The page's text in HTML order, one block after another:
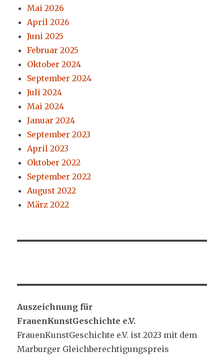
Mai 2026
April 2026
Juni 2025
Februar 2025
Oktober 2024
September 2024
Juli 2024
Mai 2024
Januar 2024
September 2023
April 2023
Oktober 2022
September 2022
August 2022
März 2022
Auszeichnung für
FrauenKunstGeschichte e.V.
FrauenKunstGeschichte e.V. ist 2023 mit dem
Marburger Gleichberechtigungspreis